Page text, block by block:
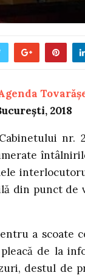
2018
nr.
din punct
a scoate
de la
destul de